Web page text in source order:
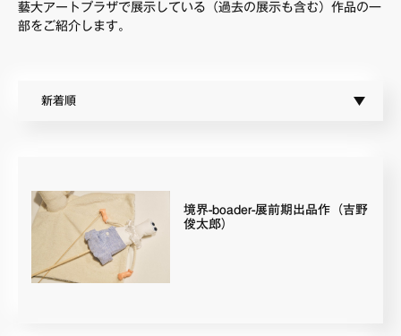
店舗からのお知らせ
藝大アートプラザで展示している（過去の展示も含む）作品の一
部をご紹介します。
境界-boader-展前期出品作（吉野
俊太郎）